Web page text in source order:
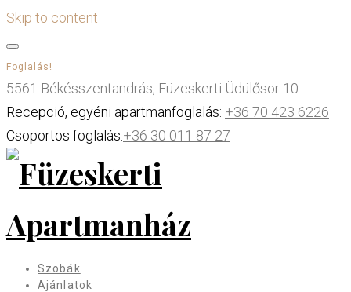
Skip to content
Foglalás!
5561 Békésszentandrás, Füzeskerti Üdülősor 10.
Recepció, egyéni apartmanfoglalás: +36 70 423 6226
Csoportos foglalás:+36 30 011 87 27
Szobák
Ajánlatok